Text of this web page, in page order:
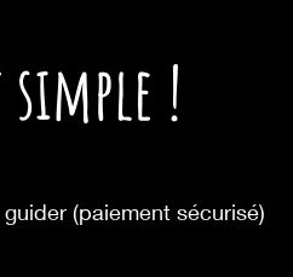
!
(paiement sécurisé)